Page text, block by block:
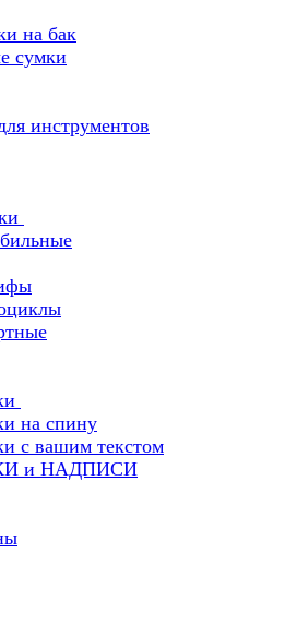
на бак
сумки
инструментов
на спину
с вашим текстом
и НАДПИСИ